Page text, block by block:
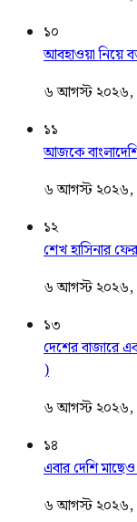
১০
আবহাওয়া নিয়ে
৬ আগস্ট
১১
আজকে
৬ আগস্ট ২০২৬,
১২
শেখ হাসিনার
৬ আগস্ট
১৩
দেশের বাজারে
)
৬ আগস্ট ২০২৬,
১৪
এবার দেশি
৬ আগস্ট ২০২৬,